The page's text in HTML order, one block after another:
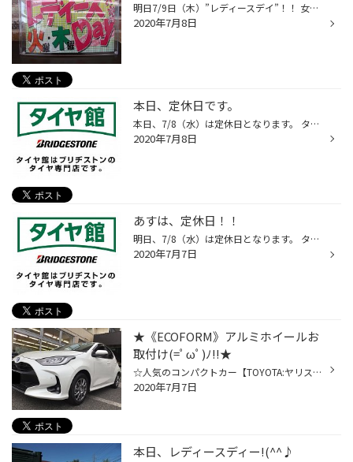
明日7/9日（木）”レディースデイ”！！ 女性の方にオイル交換がお得な木曜日です♪ さ・ら・に 女性のお客様限定！！ 商品ご購入で粗品をプレゼント！！ ※男性のお客様も女性同伴ならOKです♪ タグ：熊谷 行田 鴻巣 タイヤ オイル バッテリーなど
2020年7月8日
本日、定休日です。
本日、7/8（水）は定休日となります。 タグ：熊谷 行田 鴻巣 タイヤ オイル バッテリーなど
2020年7月8日
あすは、定休日！！
明日、7/8（水）は定休日となります。 タグ：熊谷 行田 鴻巣 タイヤ オイル バッテリーなど
2020年7月7日
★《ECOFORM》アルミホイールお
取付け(=ﾟωﾟ)ﾉ!!★
☆人気のコンパクトカー【TOYOTA:ヤリス】にアルミホイールのお取付けを させて頂いちゃいましたぁ(#^^#)♪♪♪ ★今回お取付けをさせて頂いたのは・・・|дﾟ)↓↓ ブリヂストン：ECOFORM-CRS131 15ｘ6ｊ 4/100 +45(ｶﾗｰ：HDS) ※詳しくは⇒https://www.bs-awh.ne.jp/ecoforme/crs131/ シンプルなデザインなが...
2020年7月7日
本日、レディースディー!(^^♪